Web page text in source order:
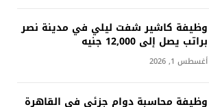
وظيفة كاشير شفت ليلي في مدينة نصر
براتب يصل إلى 12,000 جنيه
أغسطس 1, 2026
وظيفة محاسبة دوام جزئي في القاهرة